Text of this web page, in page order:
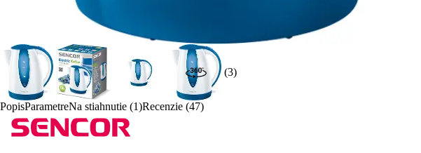
(3)
PopisParametreNa stiahnutie (1)Recenzie (47)